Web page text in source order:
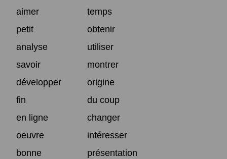
aimer
temps
petit
obtenir
analyse
utiliser
savoir
montrer
développer
origine
fin
du coup
en ligne
changer
oeuvre
intéresser
bonne
présentation